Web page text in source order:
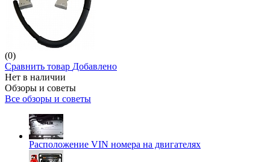
(0)
Сравнить товар Добавлено
Нет в наличии
Обзоры и советы
Все обзоры и советы
Расположение VIN номера на двигателях